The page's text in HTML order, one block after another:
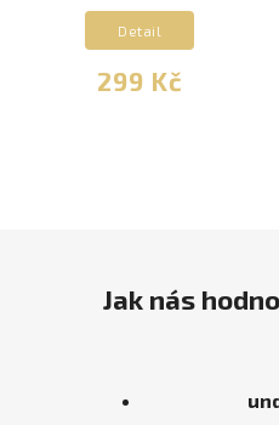
299 Kč
Detail
Jak nás